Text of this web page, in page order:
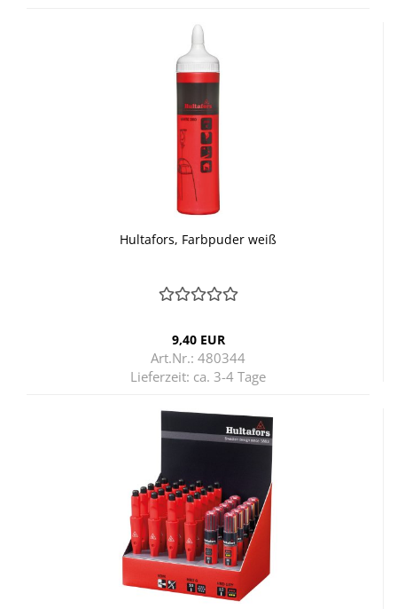
Hul­ta­fors, Farb­pu­der weiß
9,40 EUR
Art.Nr.: 480344
Lieferzeit: ca. 3-4 Tage